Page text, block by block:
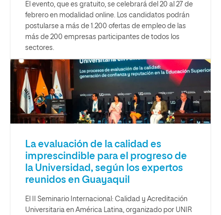
El evento, que es gratuito, se celebrará del 20 al 27 de
febrero en modalidad online. Los candidatos podrán
postularse a más de 1.200 ofertas de empleo de las
más de 200 empresas participantes de todos los
sectores.
La evaluación de la calidad es
imprescindible para el progreso de
la Universidad, según los expertos
reunidos en Guayaquil
El II Seminario Internacional: Calidad y Acreditación
Universitaria en América Latina, organizado por UNIR